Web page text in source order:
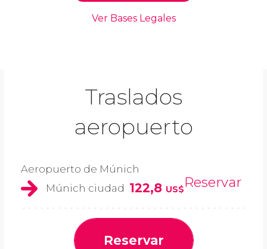
Traslados
aeropuerto
Aeropuerto de Múnich
Múnich ciudad 122,8 US$Reservar
Reservar